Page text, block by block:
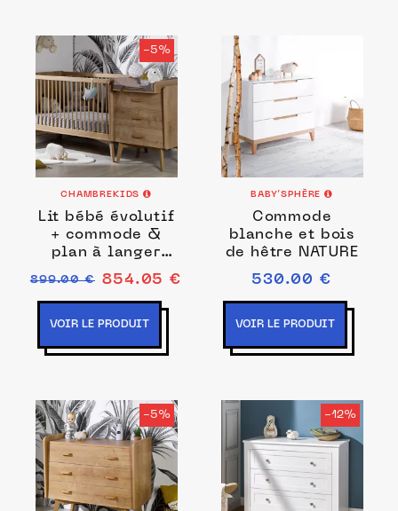
-5%
CHAMBREKIDS
Lit bébé évolutif
+ commode &
plan à langer
Bois Vintage
Icone
899.00 € 854.05 €
VOIR LE PRODUIT
BABY’SPHÈRE
Commode
blanche et bois
de hêtre NATURE
530.00 €
VOIR LE PRODUIT
-5% -12%